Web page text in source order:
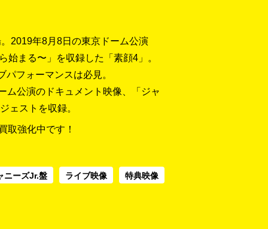
2019年8月8日の東京ドーム公演
始まる〜」を収録した「素顔4」。
フォーマンスは必見。
ム公演のドキュメント映像、「ジャ
ェストを収録。
取強化中です！
ニーズJr.盤 ライブ映像 特典映像